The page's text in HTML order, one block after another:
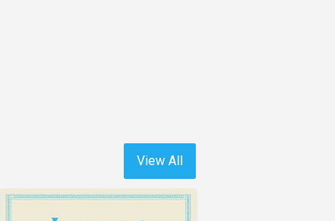
View All